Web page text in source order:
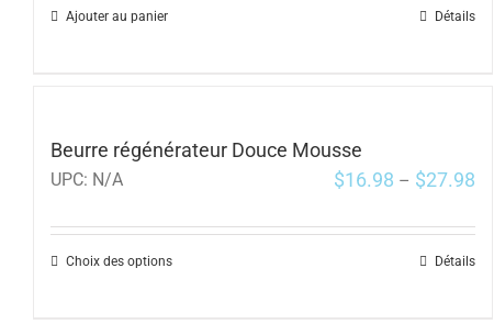
Ajouter au panier Détails
Beurre régénérateur Douce Mousse
UPC: N/A $16.98 – $27.98
Choix des options Détails